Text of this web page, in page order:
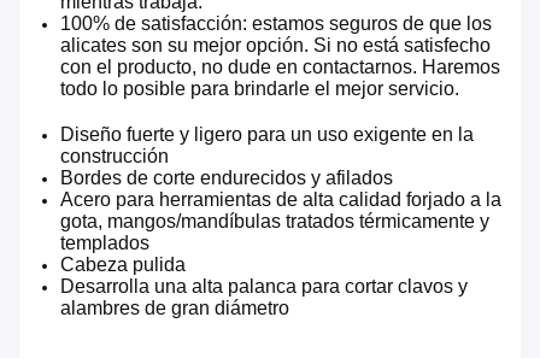
100% de satisfacción: estamos seguros de que los
alicates son su mejor opción. Si no está satisfecho
con el producto, no dude en contactarnos. Haremos
todo lo posible para brindarle el mejor servicio.
Diseño fuerte y ligero para un uso exigente en la
construcción
Bordes de corte endurecidos y afilados
Acero para herramientas de alta calidad forjado a la
gota, mangos/mandíbulas tratados térmicamente y
templados
Cabeza pulida
Desarrolla una alta palanca para cortar clavos y
alambres de gran diámetro